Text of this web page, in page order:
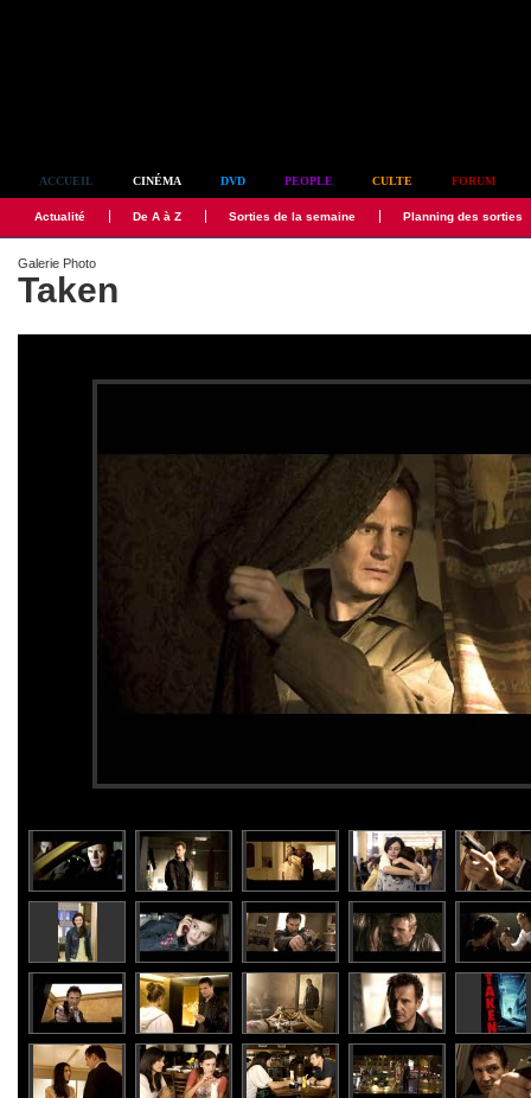
ACCUEIL CINÉMA DVD PEOPLE CULTE FORUM
Actualité De A à Z Sorties de la semaine Planning des sorties
Galerie Photo
Taken